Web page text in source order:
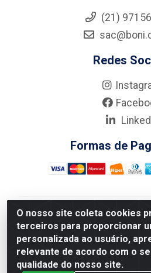
O nosso site coleta cookies
terceiros para proporcionar
personalizada ao usuário,
relevante de acordo com o
qualidade do nosso site.
(21)
Redes
Formas de
Nova Boni Distribuidora de
- Rua Alice Tibiriçá, 330 -
Janeiro/RJ - CEP: 21.210-110 -
27